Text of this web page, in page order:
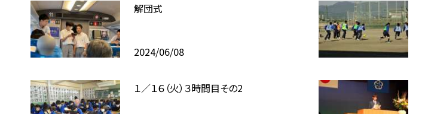
解団式
2024/06/08
１／１６（火）３時間目その2